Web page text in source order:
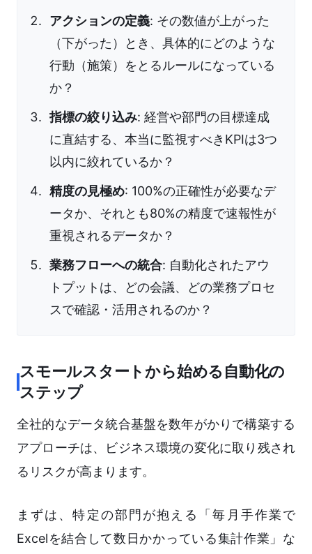
アクションの定義: その数値が上がった
（下がった）とき、具体的にどのような
行動（施策）をとるルールになっている
か？
指標の絞り込み: 経営や部門の目標達成
に直結する、本当に監視すべきKPIは3つ
以内に絞れているか？
精度の見極め: 100%の正確性が必要なデ
ータか、それとも80%の精度で速報性が
重視されるデータか？
業務フローへの統合: 自動化されたアウ
トプットは、どの会議、どの業務プロセ
スで確認・活用されるのか？
スモールスタートから始める自動化の
ステップ
全社的なデータ統合基盤を数年がかりで構築する
アプローチは、ビジネス環境の変化に取り残され
るリスクが高まります。
まずは、特定の部門が抱える「毎月手作業で
Excelを結合して数日かかっている集計作業」な